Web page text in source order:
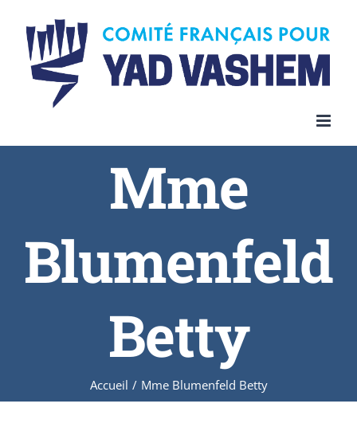
content
Mme
Blumenfeld
Betty
Accueil / Mme Blumenfeld Betty